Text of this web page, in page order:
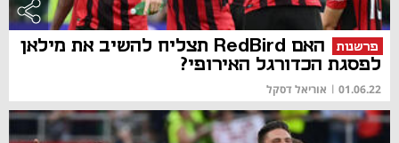
פרשנות
האם RedBird תצליח להשיב את מילאן
לפסגת הכדורגל האירופי?
01.06.22
| אוריאל דסקל